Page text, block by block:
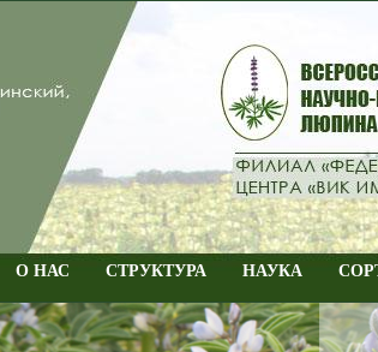
О НАС СТРУКТУРА НАУКА